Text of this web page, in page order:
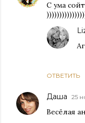
С ума
ОТВЕТИТЬ
Даша 25
Весёлая